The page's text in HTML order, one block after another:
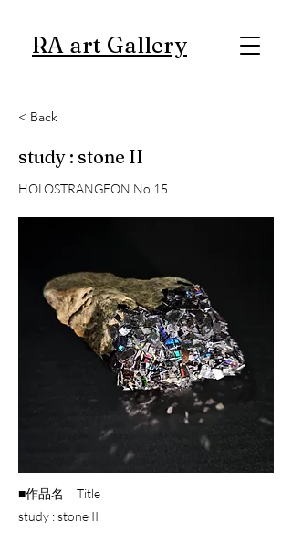
RA art Gallery
< Back
study : stone II
HOLOSTRANGEON No.15
■作品名 Title
study : stone II